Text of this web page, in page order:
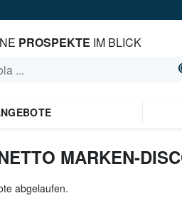
PROSPEKTE IM BLICK
MARKEN-
abgelaufen.